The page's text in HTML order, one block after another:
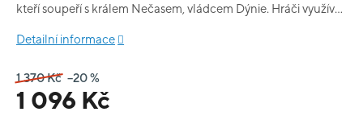
1 370 Kč –20 %
1 096 Kč
kteří soupeří s králem Nečasem, vládcem Dýnie. Hráči využívají
panství a a by získávali zdroje ve čtyřech stupnicích vítězství:
opravdový čas, který je důležitým zdrojem v této hře. Zvítězí
hráč, který svůj čas rozloží co nejefektivněji.
Detailní informace